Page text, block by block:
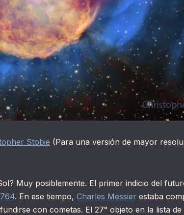
Stobie (Para una versión de mayor
Muy posiblemente. El primer indicio del
. En ese tiempo, Charles Messier estaba
con cometas. El 27° objeto en la lista de